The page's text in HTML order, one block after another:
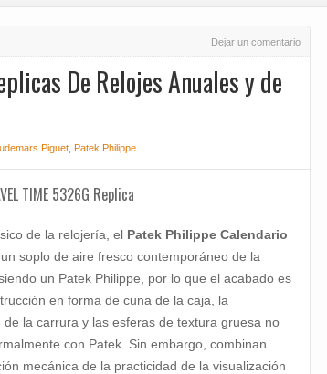
Dejar un comentario
De Relojes Anuales y de
Piguet Patek Philippe
TIME 5326G Replica
de la relojería, el Patek Philippe Calendario
soplo de aire fresco contemporáneo de la
un Patek Philippe, por lo que el acabado es
en forma de cuna de la caja, la
la carrura y las esferas de textura gruesa no
con Patek. Sin embargo, combinan
mecánica de la practicidad de la visualización